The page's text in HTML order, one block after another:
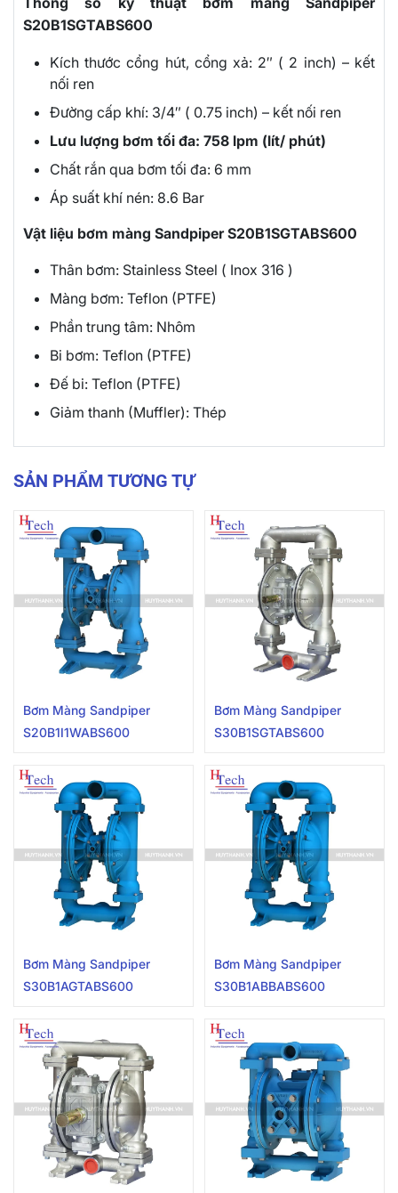
S20B1SGTABS600
Kích thước cổng hút, cổng xả: 2″ ( 2 inch) – kết
nối ren
Đường cấp khí: 3/4″ ( 0.75 inch) – kết nối ren
Lưu lượng bơm tối đa: 758 lpm (lít/ phút)
Chất rắn qua bơm tối đa: 6 mm
Áp suất khí nén: 8.6 Bar
Vật liệu bơm màng Sandpiper S20B1SGTABS600
Thân bơm: Stainless Steel ( Inox 316 )
Màng bơm: Teflon (PTFE)
Phần trung tâm: Nhôm
Bi bơm: Teflon (PTFE)
Đế bi: Teflon (PTFE)
Giảm thanh (Muffler): Thép
SẢN PHẨM TƯƠNG TỰ
Bơm Màng Sandpiper
S20B1I1WABS600
Bơm Màng Sandpiper
S30B1SGTABS600
Bơm Màng Sandpiper
S30B1AGTABS600
Bơm Màng Sandpiper
S30B1ABBABS600